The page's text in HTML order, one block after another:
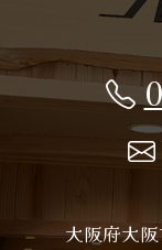
大阪府大